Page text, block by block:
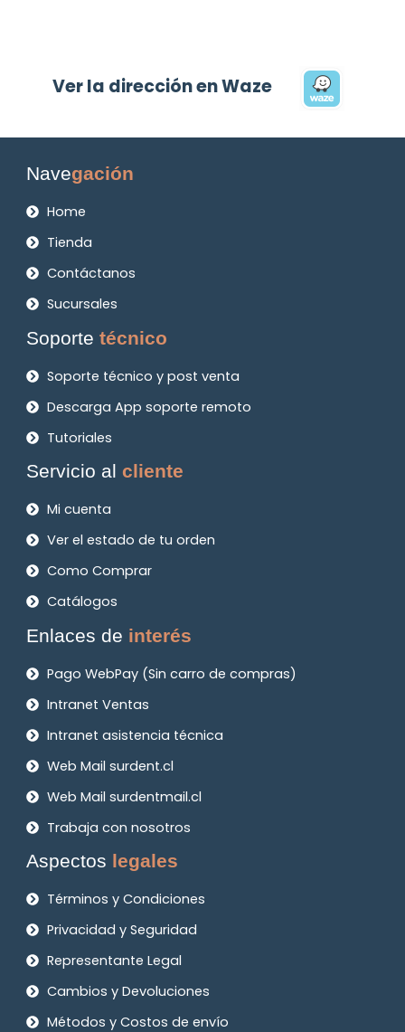
Ver la dirección en Waze
Navegación
Home
Tienda
Contáctanos
Sucursales
Soportetécnico
Soporte técnico y post venta
Descarga App soporte remoto
Tutoriales
Servicio alcliente
Mi cuenta
Ver el estado de tu orden
Como Comprar
Catálogos
Enlaces de interés
Pago WebPay (Sin carro de compras)
Intranet Ventas
Intranet asistencia técnica
Web Mail surdent.cl
Web Mail surdentmail.cl
Trabaja con nosotros
Aspectos legales
Términos y Condiciones
Privacidad y Seguridad
Representante Legal
Cambios y Devoluciones
Métodos y Costos de envío